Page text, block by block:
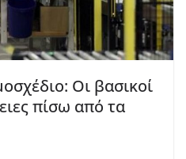
Οι βασικοί
πίσω από τα